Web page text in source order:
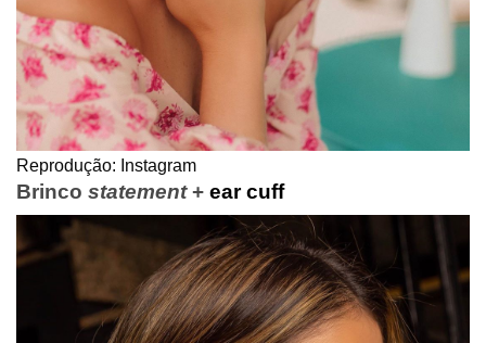
Reprodução: Instagram
Brinco statement+ ear cuff